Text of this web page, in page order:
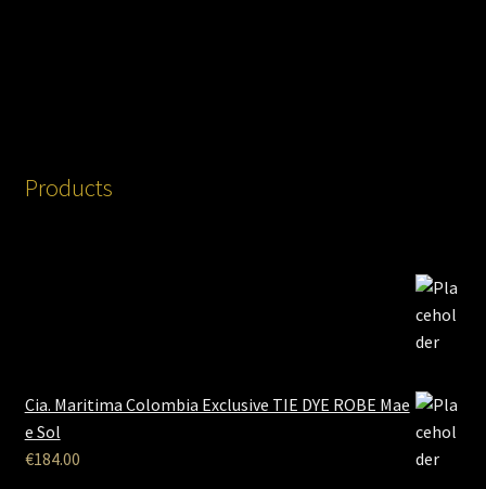
Products
Cia. Maritima Colombia Exclusive TIE DYE ROBE Mae
e Sol
€184.00